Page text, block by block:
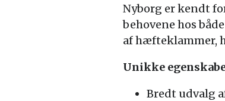
Nyborg er kendt
behovene hos
af hæfteklammer,
Unikke
Bredt udvalg